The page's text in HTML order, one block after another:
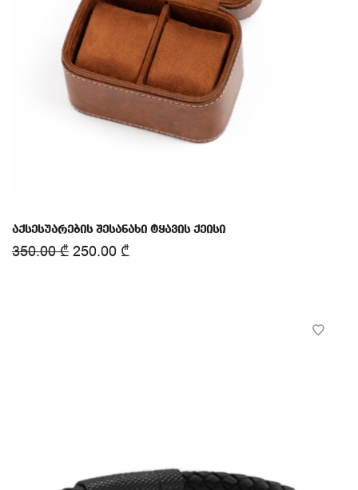
აქსესუარების შესანახი ტყავის ქეისი
350.00₾ 250.00 ₾